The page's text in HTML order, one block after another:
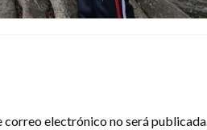
correo electrónico no será publicada.